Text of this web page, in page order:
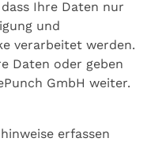
Ihre Daten nur
und
verarbeitet werden.
Daten oder geben
GmbH weiter.
erfassen